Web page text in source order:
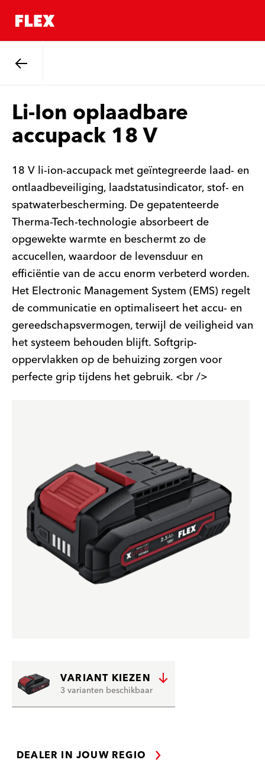
Li-Ion oplaadbare
accupack 18 V
18 V li-ion-accupack met geïntegreerde laad- en
ontlaadbeveiliging, laadstatusindicator, stof- en
spatwaterbescherming. De gepatenteerde
Therma-Tech-technologie absorbeert de
opgewekte warmte en beschermt zo de
accucellen, waardoor de levensduur en
efficiëntie van de accu enorm verbeterd worden.
Het Electronic Management System (EMS) regelt
de communicatie en optimaliseert het accu- en
gereedschapsvermogen, terwijl de veiligheid van
het systeem behouden blijft. Softgrip-
oppervlakken op de behuizing zorgen voor
perfecte grip tijdens het gebruik. <br />
VARIANT KIEZEN
3 varianten beschikbaar
DEALER IN JOUW REGIO